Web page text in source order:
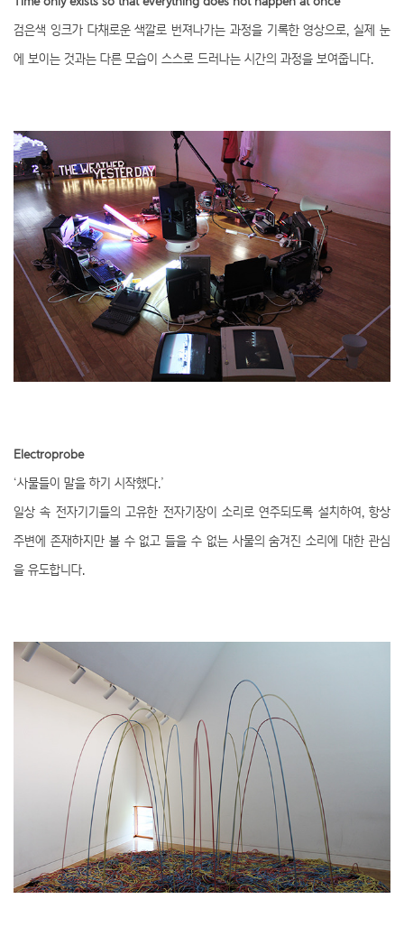
검은색 잉크가 다채로운 색깔로 번져나가는 과정을 기록한 영상으로, 실제 눈
에 보이는 것과는 다른 모습이 스스로 드러나는 시간의 과정을 보여줍니다.
Electroprobe
‘사물들이 말을 하기 시작했다.’
일상 속 전자기기들의 고유한 전자기장이 소리로 연주되도록 설치하여, 항상
주변에 존재하지만 볼 수 없고 들을 수 없는 사물의 숨겨진 소리에 대한 관심
을 유도합니다.